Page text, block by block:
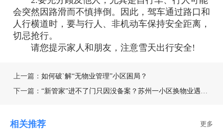
会突然因路滑而不慎摔倒。因此，驾车通过路口和
人行横道时，要与行人、非机动车保持安全距离，
切忌抢行。
请您提示家人和朋友，注意雪天出行安全!
上一篇： 如何破`解“无物业管理”小区困局？
下一篇： “新管家”进不了门只因没备案？苏州一小区换物业遇难题
相关推荐 更多